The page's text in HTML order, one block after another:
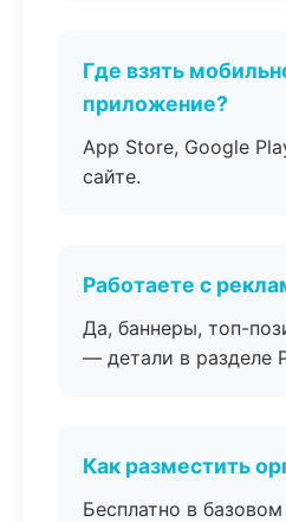
Где взять
приложение?
App Store, Google
сайте.
Работаете с
Да, баннеры, топ-
— детали в разделе
Как разместить
Бесплатно в